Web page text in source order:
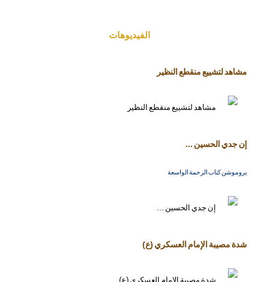
الفیدیوهات
مشاهد لتشييع منقطع النظير
إن جدي الحسين ...
بروموشن كتاب الرحمة الواسعة
شدة مصيبة الإمام العسكري (ع)